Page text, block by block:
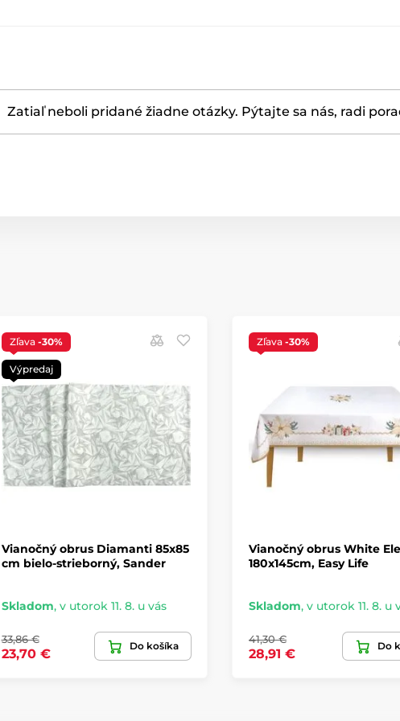
Zatiaľ neboli pridané žiadne otázky. Pýtajte sa nás, radi
Zľava -30%
Výpredaj
Vianočný obrus Diamanti 85x85
cm bielo-strieborný, Sander
Skladom, v utorok 11. 8. u vás
33,86 €
23,70 €
Do košíka
Zľava -30%
Vianočný obrus White
180x145cm, Easy Life
Skladom, v utorok 11. 8. u
41,30 €
28,91 €
Do